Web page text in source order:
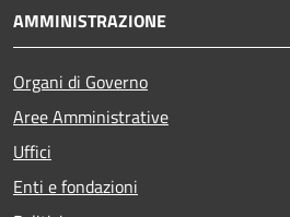
AMMINISTRAZIONE
Organi di Governo
Aree Amministrative
Uffici
Enti e fondazioni